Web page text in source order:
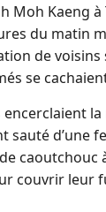
Moh Kaeng à
du matin
de
se
la
sauté d’une
caoutchouc
couvrir leur